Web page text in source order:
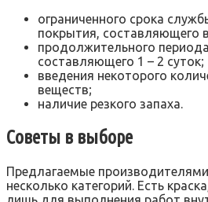
ограниченного срока
покрытия, составляющего
продолжительного
составляющего 1 – 2 суток;
введения некоторого
веществ;
наличие резкого запаха.
Советы в выборе
Предлагаемые
несколько категорий. Есть